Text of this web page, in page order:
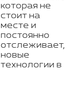
которая не
стоит на
месте и
постоянно
отслеживает,
новые
технологии в